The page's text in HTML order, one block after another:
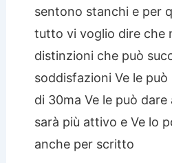
sentono stanchi e per
tutto vi voglio dire che
distinzioni che può
soddisfazioni Ve le
di 30ma Ve le può
sarà più attivo e Ve lo
anche per scritto